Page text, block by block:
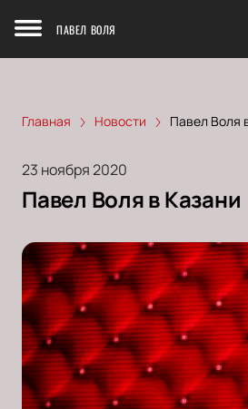
ПАВЕЛ ВОЛЯ
Главная Новости Павел Воля
23 ноября 2020
Павел Воля в Казани